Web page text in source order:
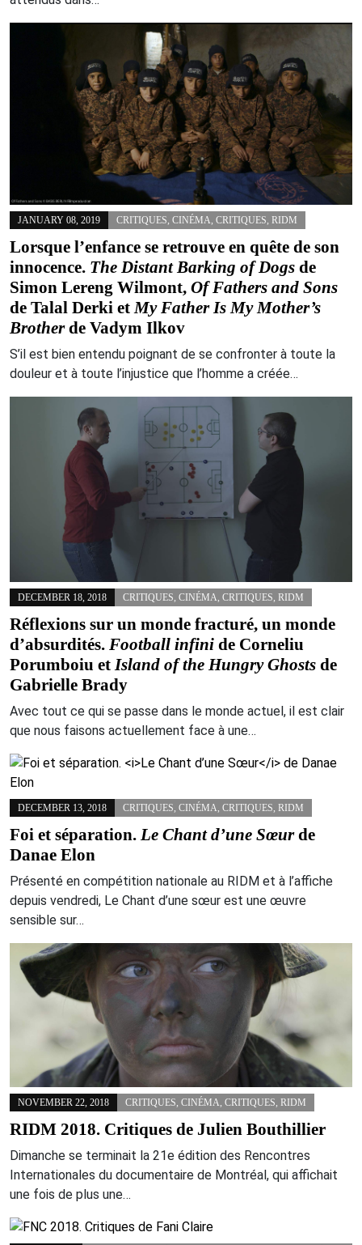
JANUARY 08, 2019 CRITIQUES, CINÉMA, CRITIQUES, RIDM
Lorsque l’enfance se retrouve en quête de son
innocence. The Distant Barking of Dogs de
Simon Lereng Wilmont, Of Fathers and Sons
de Talal Derki etMy Father Is My Mother’s
Brotherde Vadym Ilkov
S’il est bien entendu poignant de se confronter à toute la
douleur et à toute l’injustice que l’homme a créée…
DECEMBER 18, 2018 CRITIQUES, CINÉMA, CRITIQUES, RIDM
Réflexions sur un monde fracturé, un monde
d’absurdités. Football infini de Corneliu
Porumboiu etIsland of the Hungry Ghosts de
Gabrielle Brady
Avec tout ce qui se passe dans le monde actuel, il est clair
que nous faisons actuellement face à une…
DECEMBER 13, 2018 CRITIQUES, CINÉMA, CRITIQUES, RIDM
Foi et séparation. Le Chant d’une Sœurde
Danae Elon
Présenté en compétition nationale au RIDM et à l’affiche
depuis vendredi, Le Chant d’une sœur est une œuvre
sensible sur…
NOVEMBER 22, 2018 CRITIQUES CINÉMA CRITIQUES RIDM
RIDM 2018. Critiques de Julien Bouthillier
Dimanche se terminait la 21e édition des Rencontres
Internationales du documentaire de Montréal, qui affichait
une fois de plus une…